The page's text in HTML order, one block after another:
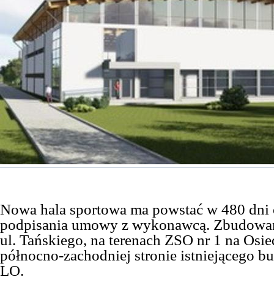
Nowa hala sportowa ma powstać w 480 dni
podpisania umowy z wykonawcą.
ul. Tańskiego, na terenach ZSO nr 1 na
północno-zachodniej stronie istniejącego
LO.